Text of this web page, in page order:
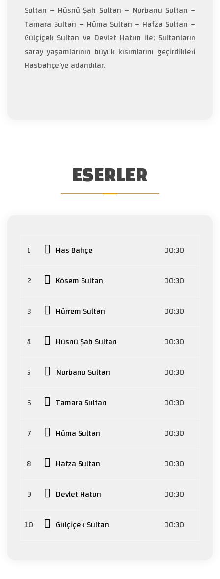
Sultan – Hüsnü Şah Sultan – Nurbanu Sultan –
Tamara Sultan – Hüma Sultan – Hafza Sultan –
Gülçiçek Sultan ve Devlet Hatun ile; Sultanların
saray yaşamlarının büyük kısımlarını geçirdikleri
Hasbahçe’ye adandılar.
ESERLER
1 Has Bahçe 00:30
2 Kösem Sultan 00:30
3 Hürrem Sultan 00:30
4 Hüsnü Şah Sultan 00:30
5 Nurbanu Sultan 00:30
6 Tamara Sultan 00:30
7 Hüma Sultan 00:30
8 Hafza Sultan 00:30
9 Devlet Hatun 00:30
10 Gülçiçek Sultan 00:30